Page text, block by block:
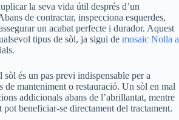
la seva vida útil després d’un
de contractar, inspecciona esquerdes,
un acabat perfecte i durador. Aquest
tipus de sòl, ja sigui de mosaic Nolla a
sòl és un pas previ indispensable per a
de manteniment o restauració. Un sòl en mal
addicionals abans de l’abrillantat, mentre
pot beneficiar-se directament del tractament.